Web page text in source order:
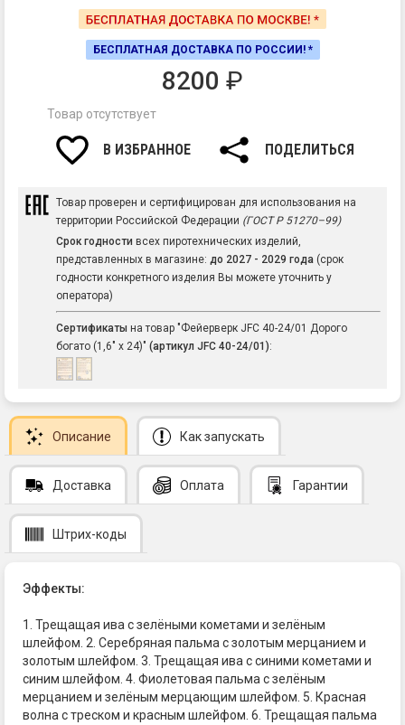
БЕСПЛАТНАЯ ДОСТАВКА ПО РОССИИ! *
8200 ₽
Товар отсутствует
В ИЗБРАННОЕ ПОДЕЛИТЬСЯ
Товар проверен и сертифицирован для использования на
территории Российской Федерации (ГОСТ Р 51270–99)
Срок годности всех пиротехнических изделий,
представленных в магазине: до 2027 - 2029 года (срок
годности конкретного изделия Вы можете уточнить у
оператора)
Сертификаты на товар "Фейерверк JFC 40-24/01 Дорого
богато (1,6" х 24)" (артикул JFC 40-24/01):
Описание Как запускать
Доставка Оплата Гарантии
Штрих-коды
Эффекты:
1. Трещащая ива с зелёными кометами и зелёным
шлейфом. 2. Серебряная пальма с золотым мерцанием и
золотым шлейфом. 3. Трещащая ива с синими кометами и
синим шлейфом. 4. Фиолетовая пальма с зелёным
мерцанием и зелёным мерцающим шлейфом. 5. Красная
волна с треском и красным шлейфом. 6. Трещащая пальма